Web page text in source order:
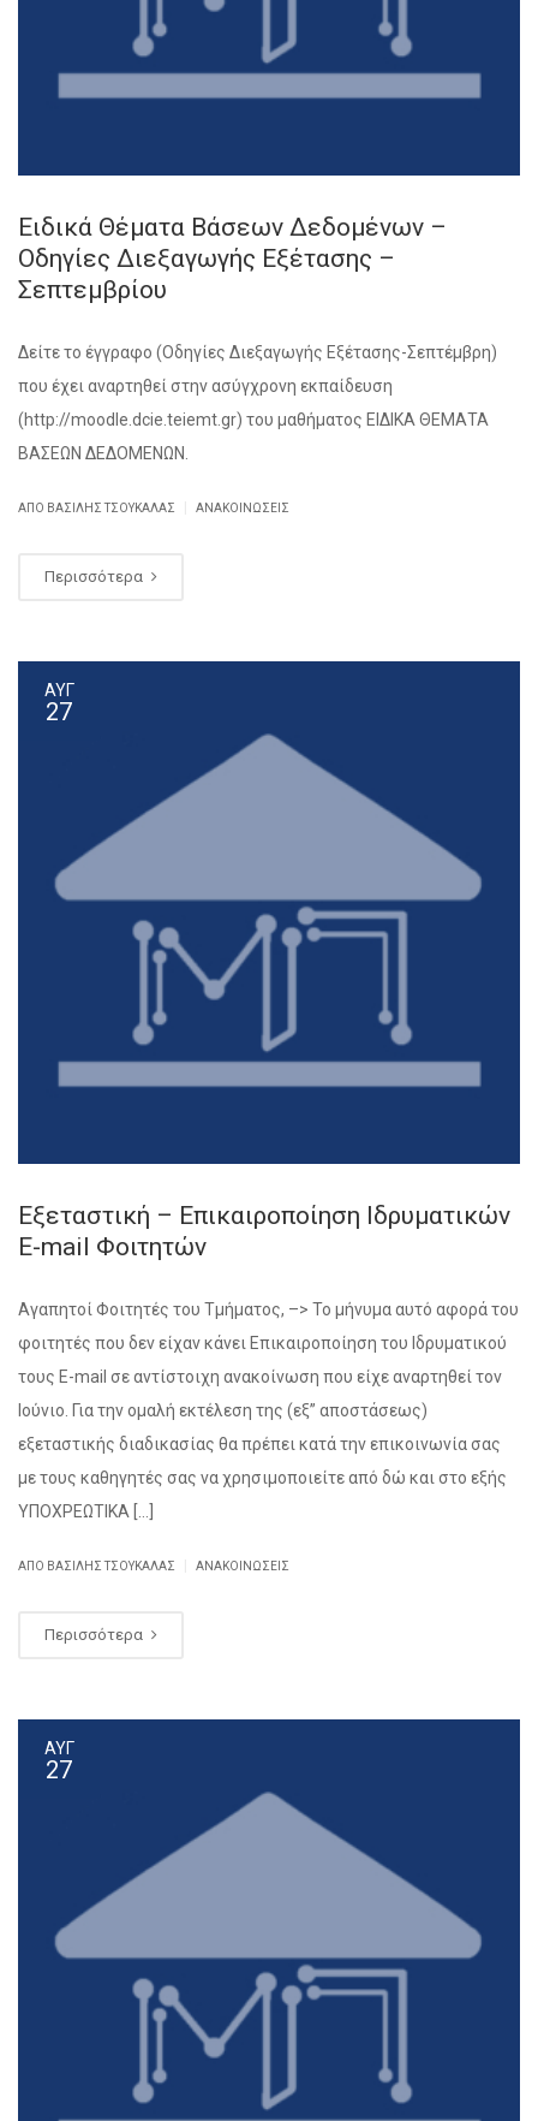
Ειδικά Θέματα Βάσεων Δεδομένων –
Οδηγίες Διεξαγωγής Εξέτασης –
Σεπτεμβρίου
Δείτε το έγγραφο (Οδηγίες Διεξαγωγής Εξέτασης-Σεπτέμβρη)
που έχει αναρτηθεί στην ασύγχρονη εκπαίδευση
(http://moodle.dcie.teiemt.gr) του μαθήματος ΕΙΔΙΚΑ ΘΕΜΑΤΑ
ΒΑΣΕΩΝ ΔΕΔΟΜΕΝΩΝ.
ΑΠΌ ΒΑΣΊΛΗΣ ΤΣΟΥΚΑΛΆΣ ΑΝΑΚΟΙΝΏΣΕΙΣ
Περισσότερα
ΑΥΓ
27
Εξεταστική – Επικαιροποίηση Ιδρυματικών
E-mail Φοιτητών
Αγαπητοί Φοιτητές του Τμήματος, –> Το μήνυμα αυτό αφορά του
φοιτητές που δεν είχαν κάνει Επικαιροποίηση του Ιδρυματικού
τους E-mail σε αντίστοιχη ανακοίνωση που είχε αναρτηθεί τον
Ιούνιο. Για την ομαλή εκτέλεση της (εξ” αποστάσεως)
εξεταστικής διαδικασίας θα πρέπει κατά την επικοινωνία σας
με τους καθηγητές σας να χρησιμοποιείτε από δώ και στο εξής
ΥΠΟΧΡΕΩΤΙΚΑ […]
ΑΠΌ ΒΑΣΊΛΗΣ ΤΣΟΥΚΑΛΆΣ ΑΝΑΚΟΙΝΏΣΕΙΣ
Περισσότερα
ΑΥΓ
27